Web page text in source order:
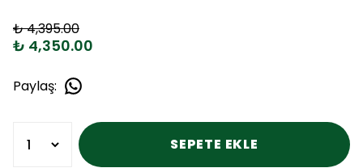
₺ 4,395.00
₺ 4,350.00
Paylaş:
SEPETE EKLE